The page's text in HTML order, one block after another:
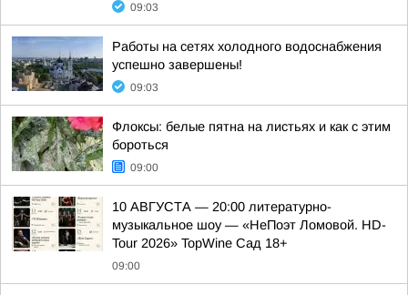
09:03
Работы на сетях холодного водоснабжения
успешно завершены!
09:03
Флоксы: белые пятна на листьях и как с этим
бороться
09:00
10 АВГУСТА — 20:00 литературно-
музыкальное шоу — «НеПоэт Ломовой. HD-
Tour 2026» TopWine Сад 18+
09:00